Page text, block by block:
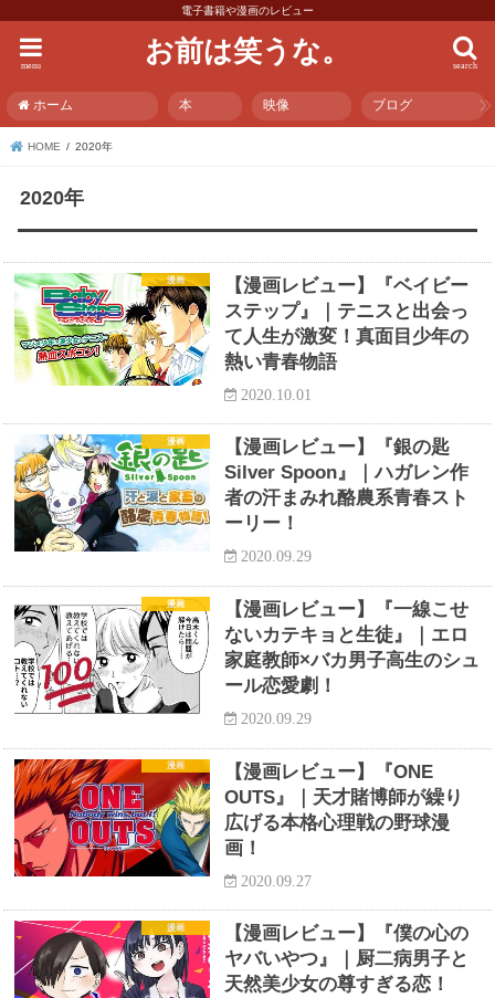
電子書籍や漫画のレビュー
お前は笑うな。 search
menu
ホーム 本 映像 ブログ
HOME 2020年
2020年
漫画
【漫画レビュー】『ベイビー
ステップ』｜テニスと出会っ
て人生が激変！真面目少年の
熱い青春物語
2020.10.01
漫画
【漫画レビュー】『銀の匙
Silver Spoon』｜ハガレン作
者の汗まみれ酪農系青春スト
ーリー！
2020.09.29
漫画
【漫画レビュー】『一線こせ
ないカテキョと生徒』｜エロ
家庭教師×バカ男子高生のシュ
ール恋愛劇！
2020.09.29
漫画
【漫画レビュー】『ONE
OUTS』｜天才賭博師が繰り
広げる本格心理戦の野球漫
画！
2020.09.27
漫画
【漫画レビュー】『僕の心の
ヤバいやつ』｜厨二病男子と
天然美少女の尊すぎる恋！